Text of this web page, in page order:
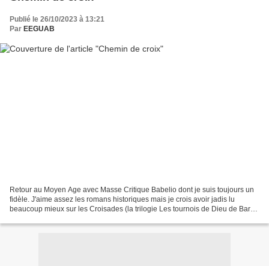
Publié le 26/10/2023 à 13:21
Par EEGUAB
Retour au Moyen Age avec Masse Critique Babelio dont je suis toujours un
fidèle. J'aime assez les romans historiques mais je crois avoir jadis lu
beaucoup mieux sur les Croisades (la trilogie Les tournois de Dieu de Barret